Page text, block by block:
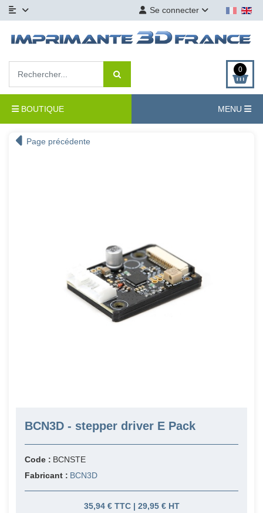
Se connecter
0
BOUTIQUE MENU
Page précédente
BCN3D - stepper driver E Pack
Code : BCNSTE
Fabricant : BCN3D
35,94 € TTC | 29,95 € HT